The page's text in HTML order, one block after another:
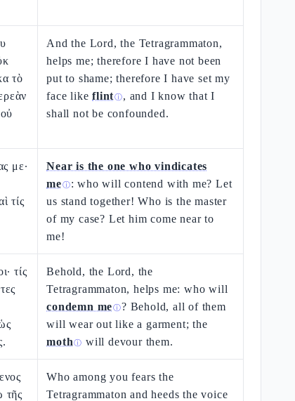
τὸ
And the Lord, the Tetragrammaton,
helps me; therefore I have not been
put to shame; therefore I have set my
face likeflintⓘ, and I know that I
shall not be confounded.
με·
τίς
Near is the one who vindicates
meⓘ: who will contend with me? Let
us stand together! Who is the master
of my case? Let him come near to
me!
τίς
Behold, the Lord, the
Tetragrammaton, helps me: who will
condemn meⓘ? Behold, all of them
will wear out like a garment; the
moth ⓘ will devour them.
τῆς
Who among you fears the
Tetragrammaton and heeds the voice